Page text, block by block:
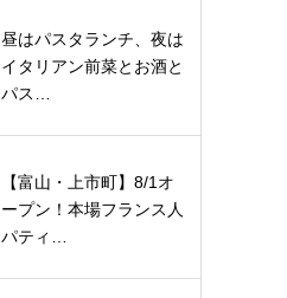
昼はパスタランチ、夜は
イタリアン前菜とお酒と
パス…
【富山・上市町】8/1オ
ープン！本場フランス人
パティ…